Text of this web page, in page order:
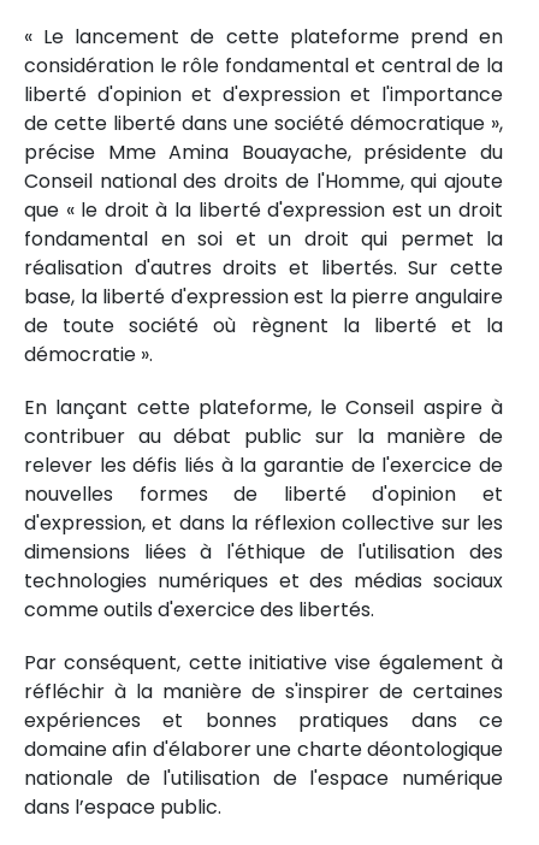
« Le lancement de cette plateforme prend en
considération le rôle fondamental et central de la
liberté d'opinion et d'expression et l'importance
de cette liberté dans une société démocratique »,
précise Mme Amina Bouayache, présidente du
Conseil national des droits de l'Homme, qui ajoute
que « le droit à la liberté d'expression est un droit
fondamental en soi et un droit qui permet la
réalisation d'autres droits et libertés. Sur cette
base, la liberté d'expression est la pierre angulaire
de toute société où règnent la liberté et la
démocratie ».
En lançant cette plateforme, le Conseil aspire à
contribuer au débat public sur la manière de
relever les défis liés à la garantie de l'exercice de
nouvelles formes de liberté d'opinion et
d'expression, et dans la réflexion collective sur les
dimensions liées à l'éthique de l'utilisation des
technologies numériques et des médias sociaux
comme outils d'exercice des libertés.
Par conséquent, cette initiative vise également à
réfléchir à la manière de s'inspirer de certaines
expériences et bonnes pratiques dans ce
domaine afin d'élaborer une charte déontologique
nationale de l'utilisation de l'espace numérique
dans l’espace public.